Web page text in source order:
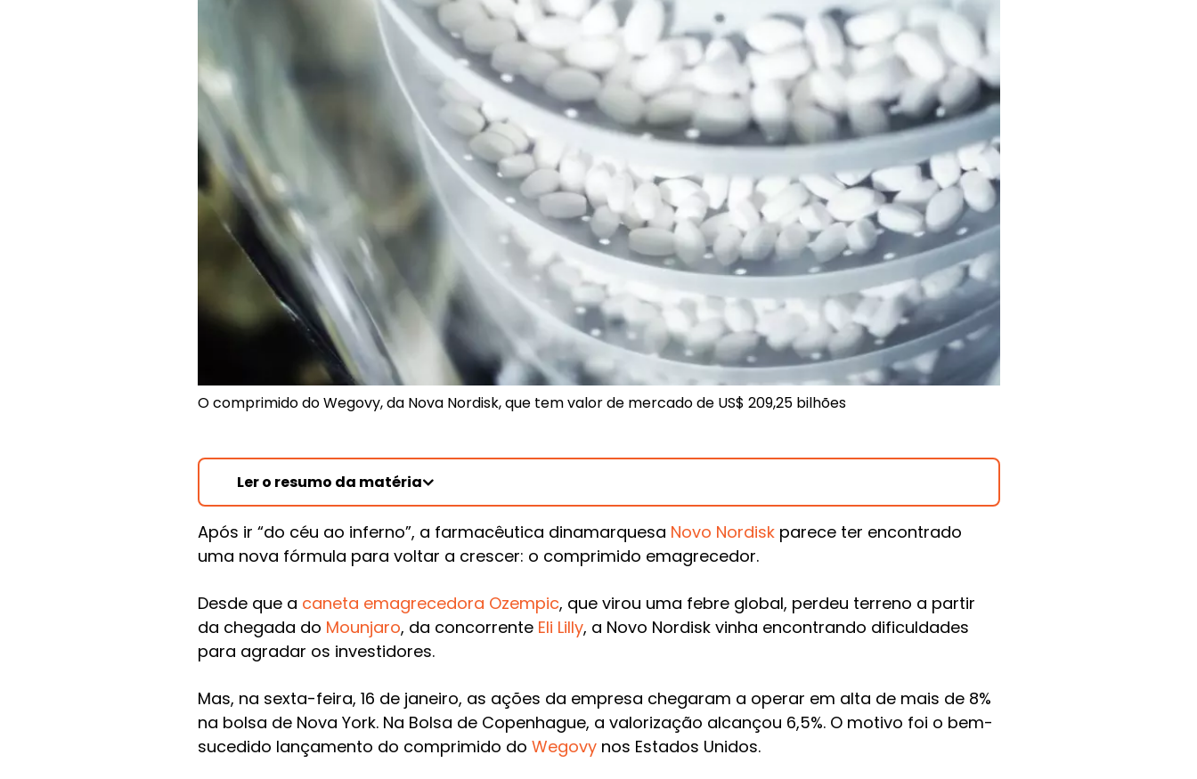
O comprimido do Wegovy, da Nova Nordisk, que tem valor de mercado de US$ 209,25 bilhões
Ler o resumo da matéria
Após ir “do céu ao inferno”, a farmacêutica dinamarquesa Novo Nordiskparece ter encontrado
uma nova fórmula para voltar a crescer: o comprimido emagrecedor.
Desde que a caneta emagrecedora Ozempic, que virou uma febre global, perdeu terreno a partir
da chegada do Mounjaro, da concorrente Eli Lilly, a Novo Nordisk vinha encontrando dificuldades
para agradar os investidores.
Mas, na sexta-feira, 16 de janeiro, as ações da empresa chegaram a operar em alta de mais de 8%
na bolsa de Nova York. Na Bolsa de Copenhague, a valorização alcançou 6,5%. O motivo foi o bem-
sucedido lançamento do comprimido do Wegovynos Estados Unidos.